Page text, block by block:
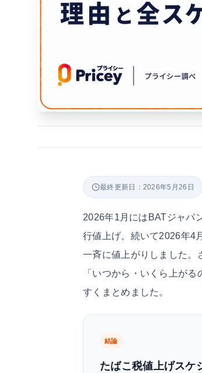
最終更新日：2026年5月26日
2026年1月にはBATジャパ
行値上げ。続いて2026年4
一斉に値上がりしました。
「いつから・いくら上が
すくまとめました。
結論
たばこ税値上げスケ